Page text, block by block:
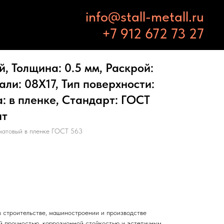
info@stall-metall.ru
+7 912 672 73 27
Толщина: 0.5 мм, Раскрой:
08Х17, Тип поверхности:
в пленке, Стандарт: ГОСТ
в пленке ГОСТ 563
машиностроении и производстве